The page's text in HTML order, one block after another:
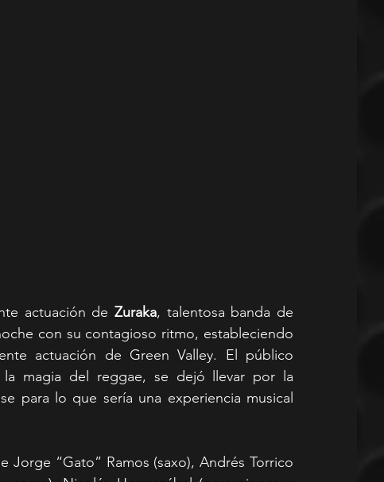
actuación de Zuraka, talentosa banda de
con su contagioso ritmo, estableciendo
actuación de Green Valley. El público
la magia del reggae, se dejó llevar por la
para lo que sería una experiencia musical
Jorge “Gato” Ramos (saxo), Andrés Torrico